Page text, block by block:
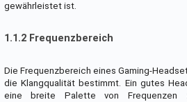
gewährleistet ist.
1.1.2 Frequenzbereich
Die Frequenzbereich eines Gaming-
die Klangqualität bestimmt. Ein gutes
eine breite Palette von Frequenzen